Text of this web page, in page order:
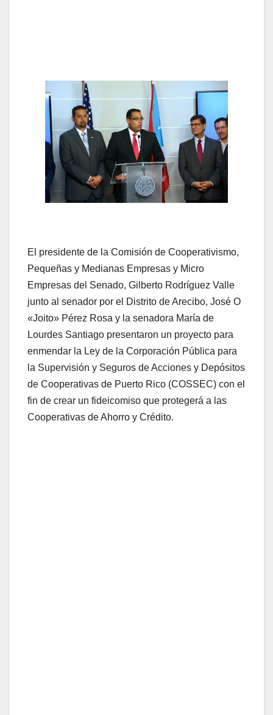
El presidente de la Comisión de Cooperativismo,
Pequeñas y Medianas Empresas y Micro
Empresas del Senado, Gilberto Rodríguez Valle
junto al senador por el Distrito de Arecibo, José O
«Joito» Pérez Rosa y la senadora María de
Lourdes Santiago presentaron un proyecto para
enmendar la Ley de la Corporación Pública para
la Supervisión y Seguros de Acciones y Depósitos
de Cooperativas de Puerto Rico (COSSEC) con el
fin de crear un fideicomiso que protegerá a las
Cooperativas de Ahorro y Crédito.